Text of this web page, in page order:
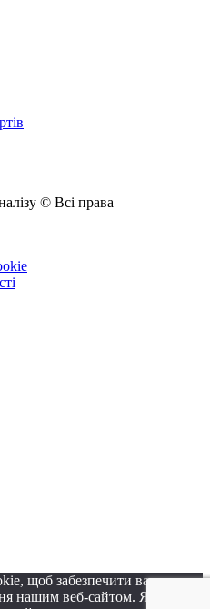
© Всі права
щоб забезпечити вам
нашим веб-сайтом. Якщо ви